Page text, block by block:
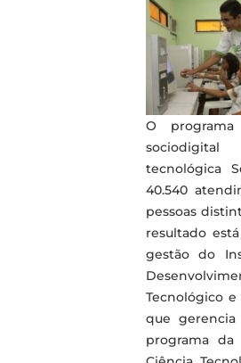
O
sociodigital
tecnológica
40.540
pessoas
resultado
gestão do
Tecnológico e
que gerencia
programa da